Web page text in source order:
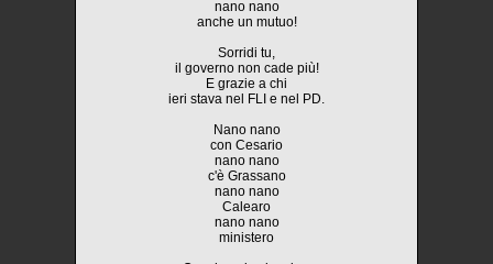
nano nano
anche un mutuo!
Sorridi tu,
il governo non cade più!
E grazie a chi
ieri stava nel FLI e nel PD.
Nano nano
con Cesario
nano nano
c'è Grassano
nano nano
Calearo
nano nano
ministero